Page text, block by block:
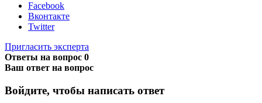
Facebook
Вконтакте
Twitter
Пригласить эксперта
Ответы на вопрос 0
Ваш ответ на вопрос
Войдите, чтобы написать ответ